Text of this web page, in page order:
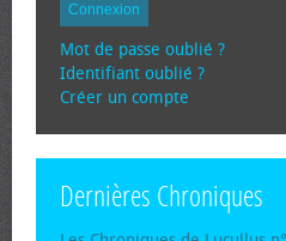
Connexion
Mot de passe oublié ?
Identifiant oublié ?
Créer un compte
Dernières Chroniques